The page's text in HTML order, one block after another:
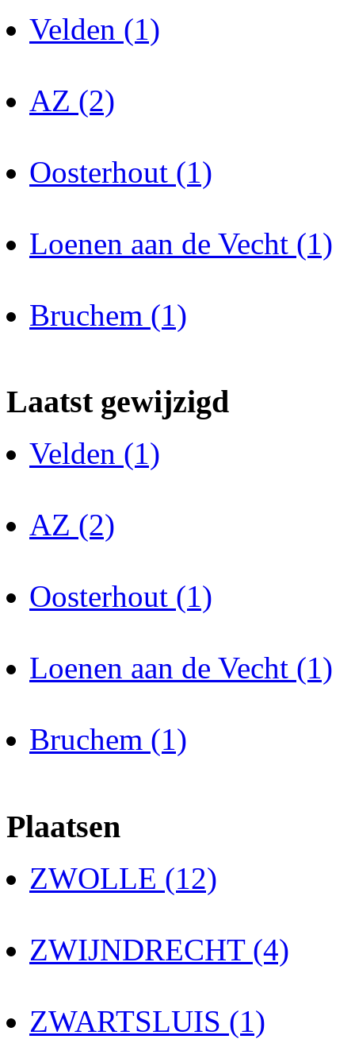
Velden (1)
AZ (2)
Oosterhout (1)
Loenen aan de Vecht (1)
Bruchem (1)
Laatst gewijzigd
Velden (1)
AZ (2)
Oosterhout (1)
Loenen aan de Vecht (1)
Bruchem (1)
Plaatsen
ZWOLLE (12)
ZWIJNDRECHT (4)
ZWARTSLUIS (1)